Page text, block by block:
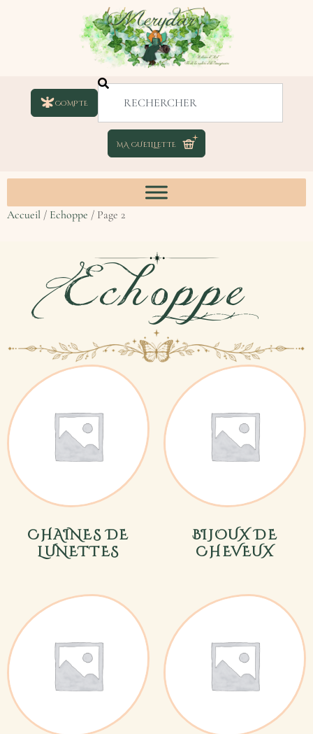
COMPTE
Accueil / Echoppe / Page 2
Echoppe
CHAINES DE
LUNETTES
BIJOUX DE
CHEVEUX